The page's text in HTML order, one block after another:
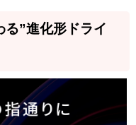
る”進化形ドライ